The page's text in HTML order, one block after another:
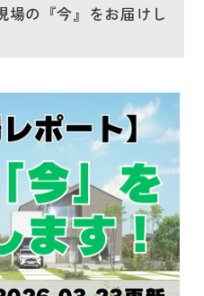
場の『今』をお届けし